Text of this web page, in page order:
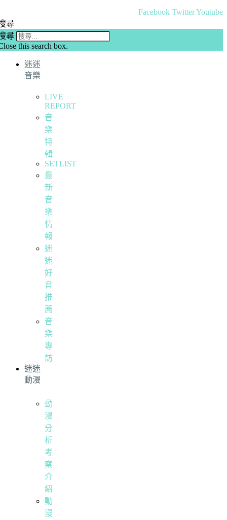
Facebook TwitterYoutube
尋
尋
this search box.
迷迷
音樂
LIVE
REPORT
音
樂
特
輯
SETLIST
最
新
音
樂
情
報
迷
迷
好
音
推
薦
音
樂
專
訪
迷迷
動漫
動
漫
分
析
考
察
介
紹
動
漫